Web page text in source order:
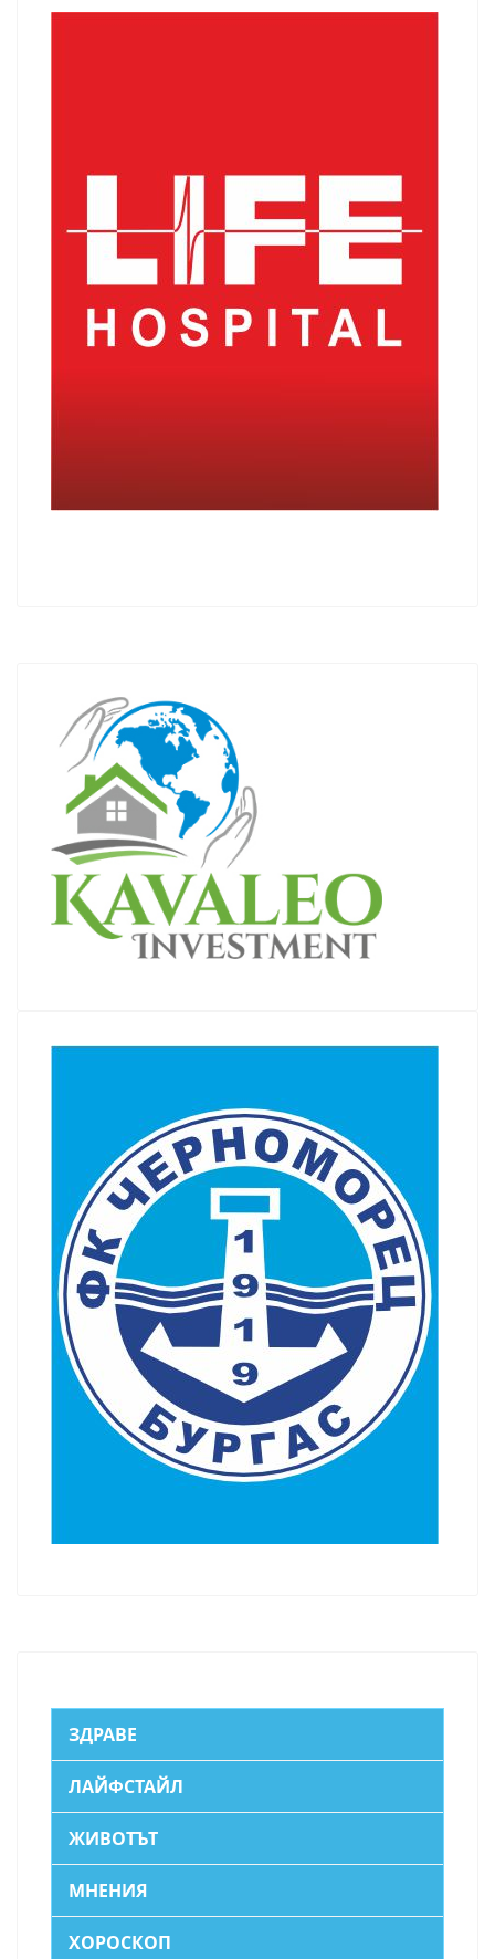
ЗДРАВЕ
ЛАЙФСТАЙЛ
ЖИВОТЪТ
МНЕНИЯ
ХОРОСКОП